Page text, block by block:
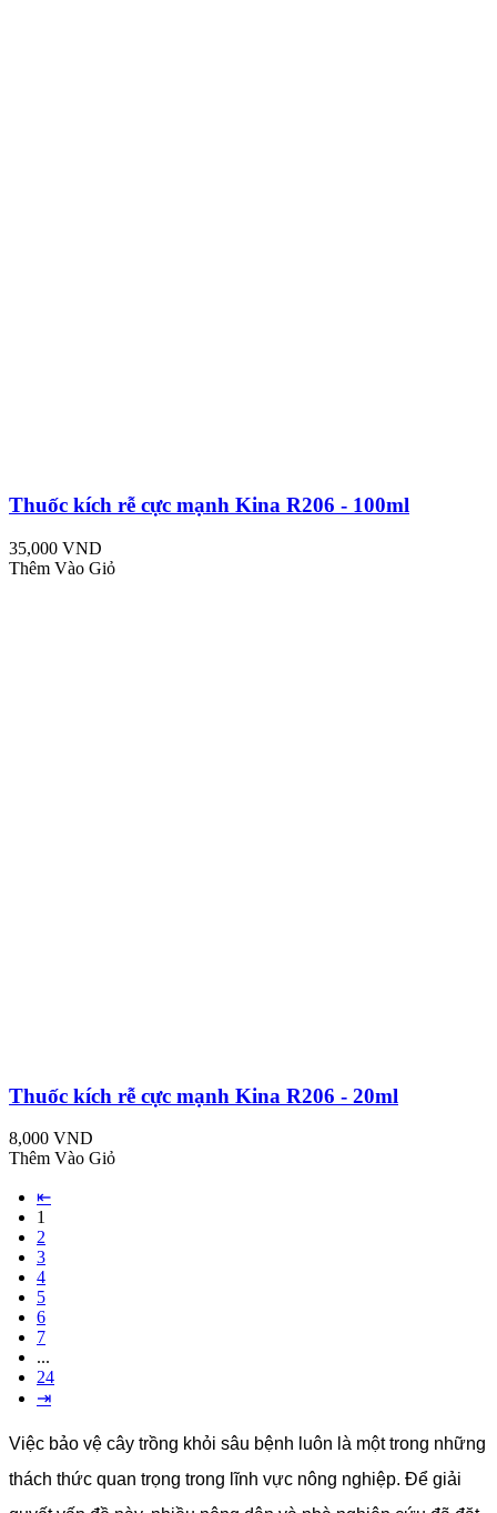
Thuốc kích rễ cực mạnh Kina R206 - 100ml
35,000 VND
Thêm Vào Giỏ
Thuốc kích rễ cực mạnh Kina R206 - 20ml
8,000 VND
Thêm Vào Giỏ
⇤
1
2
3
4
5
6
7
...
24
⇥
Việc bảo vệ cây trồng khỏi sâu bệnh luôn là một trong những
thách thức quan trọng trong lĩnh vực nông nghiệp. Để giải